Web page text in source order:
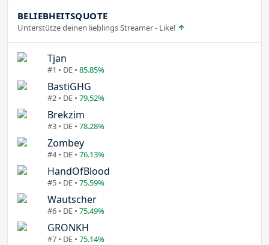
BELIEBHEITSQUOTE
Unterstütze deinen lieblings Streamer - Like!
Tjan
#1 • DE • 85.85%
BastiGHG
#2 • DE • 79.52%
Brekzim
#3 • DE • 78.28%
Zombey
#4 • DE • 76.13%
HandOfBlood
#5 • DE • 75.59%
Wautscher
#6 • DE • 75.49%
GRONKH
#7 • DE • 75.14%